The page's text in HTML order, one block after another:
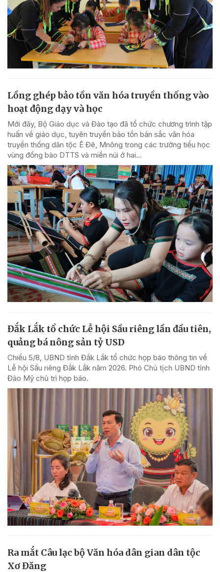
Lồng ghép bảo tồn văn hóa truyền thống vào
hoạt động dạy và học
Mới đây, Bộ Giáo dục và Đào tạo đã tổ chức chương trình tập
huấn về giáo dục, tuyên truyền bảo tồn bản sắc văn hóa
truyền thống dân tộc Ê Đê, Mnông trong các trường tiểu học
vùng đồng bào DTTS và miền núi ở hai...
Đắk Lắk tổ chức Lễ hội Sầu riêng lần đầu tiên,
quảng bá nông sản tỷ USD
Chiều 5/8, UBND tỉnh Đắk Lắk tổ chức họp báo thông tin về
Lễ hội Sầu riêng Đắk Lắk năm 2026. Phó Chủ tịch UBND tỉnh
Đào Mỹ chủ trì họp báo.
Ra mắt Câu lạc bộ Văn hóa dân gian dân tộc
Xơ Đăng